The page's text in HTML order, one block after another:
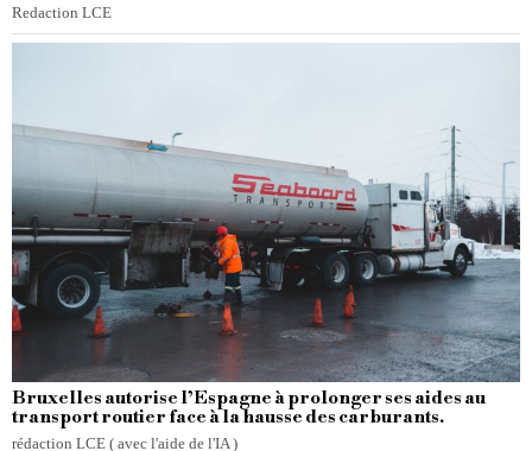
Redaction LCE
Bruxelles autorise l’Espagne à prolonger ses aides au
transport routier face à la hausse des carburants.
rédaction LCE ( avec l'aide de l'IA )